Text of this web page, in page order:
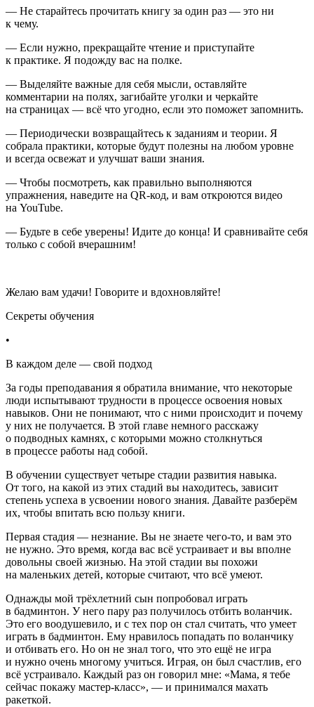
— Не старайтесь прочитать книгу за один раз — это ни
к чему.
— Если нужно, прекращайте чтение и приступайте
к практике. Я подожду вас на полке.
— Выделяйте важные для себя мысли, оставляйте
комментарии на полях, загибайте уголки и черкайте
на страницах — всё что угодно, если это поможет запомнить.
— Периодически возвращайтесь к заданиям и теории. Я
собрала практики, которые будут полезны на любом уровне
и всегда освежат и улучшат ваши знания.
— Чтобы посмотреть, как правильно выполняются
упражнения, наведите на QR-код, и вам откроются видео
на YouTube.
— Будьте в себе уверены! Идите до конца! И сравнивайте себя
только с собой вчерашним!
Желаю вам удачи! Говорите и вдохновляйте!
Секреты обучения
•
В каждом деле — свой подход
За годы преподавания я обратила внимание, что некоторые
люди испытывают трудности в процессе освоения новых
навыков. Они не понимают, что с ними происходит и почему
у них не получается. В этой главе немного расскажу
о подводных камнях, с которыми можно столкнуться
в процессе работы над собой.
В обучении существует четыре стадии развития навыка.
От того, на какой из этих стадий вы находитесь, зависит
степень успеха в усвоении нового знания. Давайте разберём
их, чтобы впитать всю пользу книги.
Первая стадия — незнание. Вы не знаете чего-то, и вам это
не нужно. Это время, когда вас всё устраивает и вы вполне
довольны своей жизнью. На этой стадии вы похожи
на маленьких детей, которые считают, что всё умеют.
Однажды мой трёхлетний сын попробовал играть
в бадминтон. У него пару раз получилось отбить воланчик.
Это его воодушевило, и с тех пор он стал считать, что умеет
играть в бадминтон. Ему нравилось попадать по воланчику
и отбивать его. Но он не знал того, что это ещё не игра
и нужно очень многому учиться. Играя, он был счастлив, его
всё устраивало. Каждый раз он говорил мне: «Мама, я тебе
сейчас покажу мастер-класс», — и принимался махать
ракеткой.